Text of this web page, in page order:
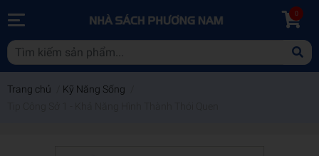
0
Trang chủ Kỹ Năng Sống